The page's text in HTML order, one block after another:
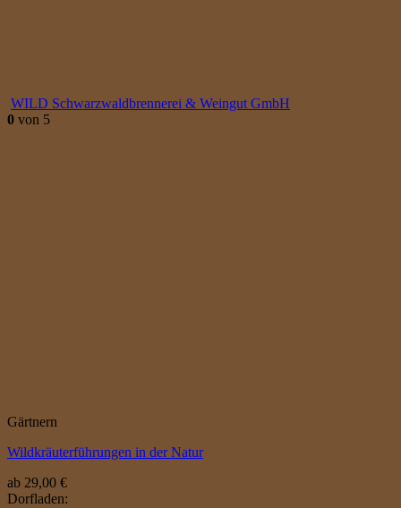
WILD Schwarzwaldbrennerei & Weingut GmbH
0 von 5
Gärtnern
Wildkräuterführungen in der Natur
ab 29,00 €
Dorfladen: